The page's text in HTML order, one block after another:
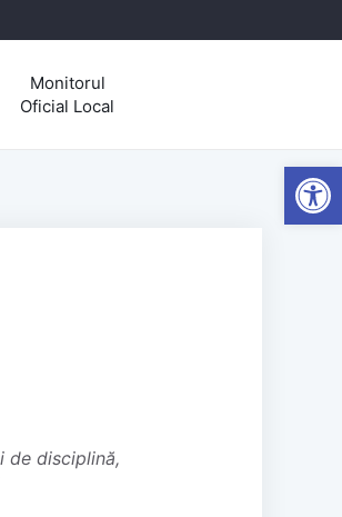
Monitorul
Oficial Local